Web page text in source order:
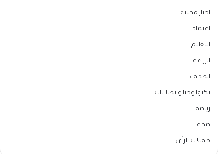
اخبار محلية
اقتصاد
التعليم
الزراعة
الصحف
تكنولوجيا واتصالاتات
رياضة
صحة
مقالات الرأي